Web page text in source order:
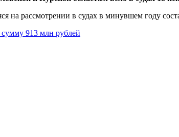
на рассмотрении в судах в минувшем году
913 млн рублей